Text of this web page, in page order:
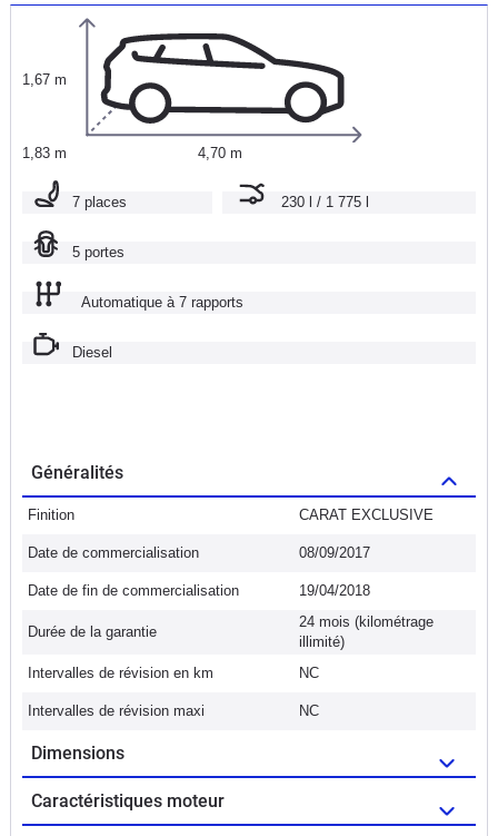
1,67 m
1,83 m 4,70 m
7 places 230 l / 1 775 l
5 portes
Automatique à 7 rapports
Diesel
Généralités
Finition CARAT EXCLUSIVE
Date de commercialisation 08/09/2017
Date de fin de commercialisation 19/04/2018
Durée de la garantie
24 mois (kilométrage
illimité)
Intervalles de révision en km
NC
Intervalles de révision maxi NC
Dimensions
Caractéristiques moteur